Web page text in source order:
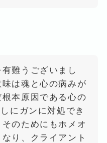
難うございまし
は魂と心の病みが
本原因である心の
にガンに対処でき
のためにもホメオ
り、クライアント